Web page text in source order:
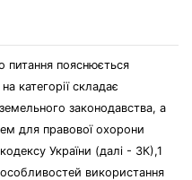
питання пояснюється
категорії складає
законодавства, а
для правової охорони
України (далі - ЗК),1
використання